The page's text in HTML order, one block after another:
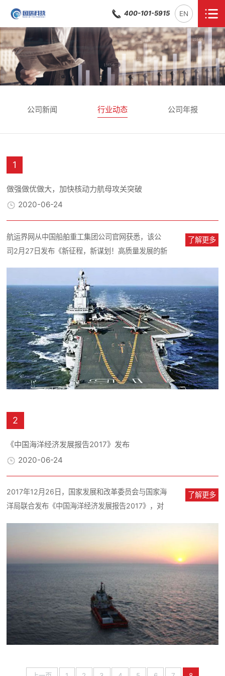
400-101-5915 EN
公司新闻 行业动态 公司年报
1
做强做优做大，加快核动力航母攻关突破
2020-06-24
航运界网从中国船舶重工集团公司官网获悉，该公
司2月27日发布《新征程，新谋划！高质量发展的新
了解更多
2
《中国海洋经济发展报告2017》发布
2020-06-24
2017年12月26日，国家发展和改革委员会与国家海
洋局联合发布《中国海洋经济发展报告2017》，对
了解更多